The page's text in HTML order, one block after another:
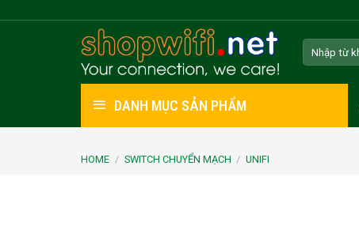
DANH MỤC SẢN PHẨM
HOME / SWITCH CHUYỂN MẠCH / UNIFI